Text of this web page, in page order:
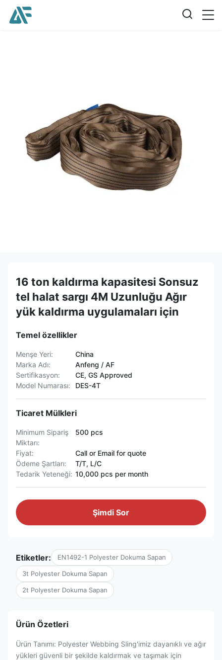
16 ton kaldırma kapasitesi Sonsuz
tel halat sargı 4M Uzunluğu Ağır
yük kaldırma uygulamaları için
Temel özellikler
Menşe Yeri:
China
Marka Adı:
Anfeng / AF
Sertifikasyon:
CE, GS Approved
Model Numarası:
DES-4T
Ticaret Mülkleri
Minimum Sipariş
Miktarı:
500 pcs
Fiyat:
Call or Email for quote
Ödeme Şartları:
T/T, L/C
Tedarik Yeteneği: 10,000 pcs per month
Şimdi Sor
Etiketler: EN1492-1 Polyester Dokuma Sapan
3t Polyester Dokuma Sapan
2t Polyester Dokuma Sapan
Ürün Özetleri
Ürün Tanımı: Polyester Webbing Sling'imiz dayanıklı ve ağır
yükleri güvenli bir şekilde kaldırmak ve taşımak için